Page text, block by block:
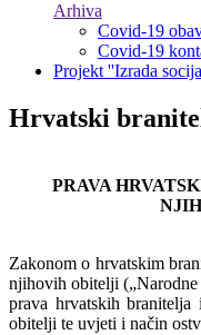
Arhiva
Covid-19
Covid-19
Projekt ''Izrada
Hrvatski
PRAVA
Zakonom o hrvatskim
njihovih obitelji
prava hrvatskih
obitelji te uvjeti i način